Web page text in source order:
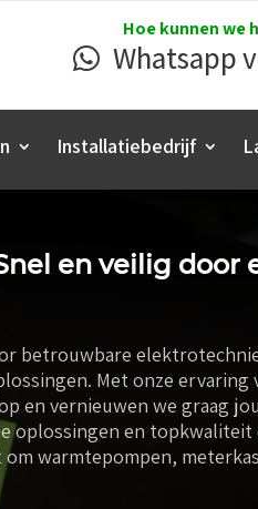
Hoe kunnen we
Whatsapp
Installatiebedrijf
en veilig door
betrouwbare
Met onze ervaring
en vernieuwen we graag
oplossingen en
om warmtepompen,